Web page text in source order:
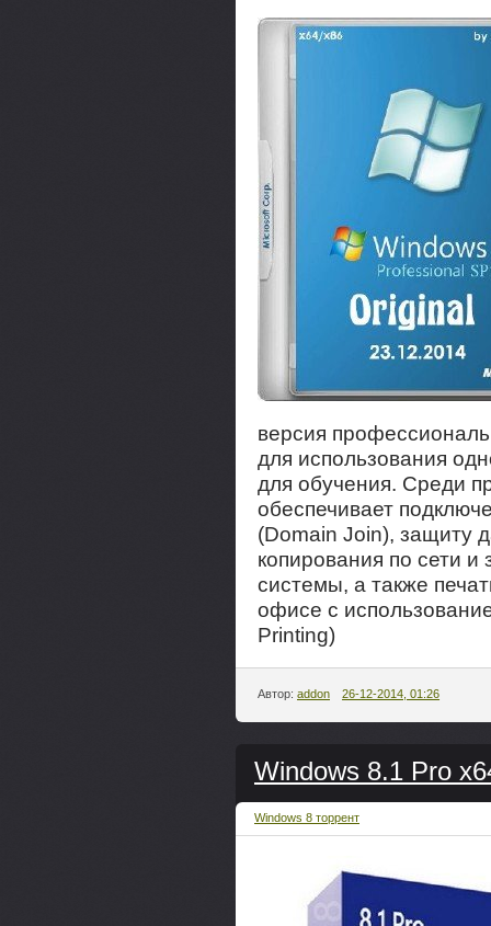
версия
для использования
для обучения. Среди
обеспечивает
(Domain Join), защиту
копирования по сети
системы, а также
офисе с
Printing)
Автор: addon 26-12-2014, 01:26
Windows 8.1 Pro
Windows 8 торрент